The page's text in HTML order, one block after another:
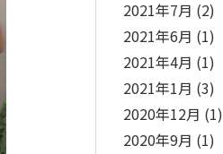
2021年7月 (2)
2021年6月 (1)
2021年4月 (1)
2021年1月 (3)
2020年12月 (1)
2020年9月 (1)